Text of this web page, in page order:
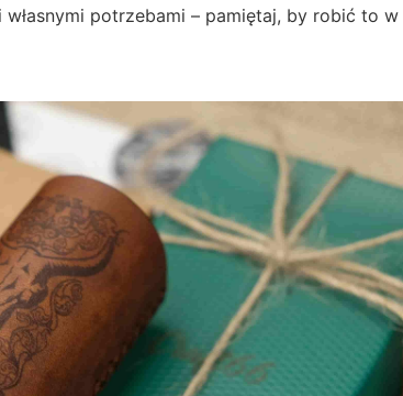
potrzebami – pamiętaj, by robić to w